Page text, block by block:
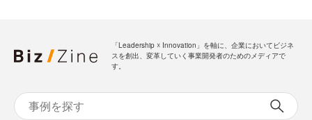
「Leadership ☓ Innovation」を軸に、企業においてビジネ
スを創出、変革していく事業開発者のためのメディアで
す。